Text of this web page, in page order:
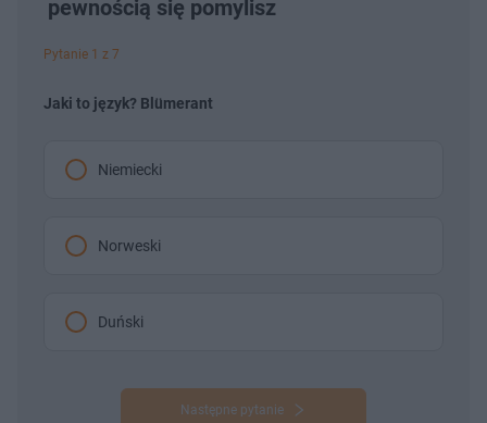
pewnością się pomylisz
Pytanie 1 z 7
Jaki to język? Blümerant
Niemiecki
Norweski
Duński
Następne pytanie